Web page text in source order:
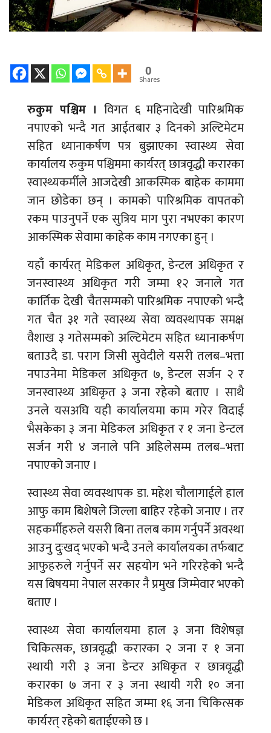
0
Shares
रुकुम पश्चिम । विगत ६ महिनादेखी पारिश्रमिक
नपाएको भन्दै गत आईतबार ३ दिनको अल्टिमेटम
सहित ध्यानाकर्षण पत्र बुझाएका स्वास्थ्य सेवा
कार्यालय रुकुम पश्चिममा कार्यरत् छात्रवृद्धी करारका
स्वास्थ्यकर्मीले आजदेखी आकस्मिक बाहेक काममा
जान छोडेका छन् । कामको पारिश्रमिक वापतको
रकम पाउनुपर्ने एक सुत्रिय माग पुरा नभएका कारण
आकस्मिक सेवामा काहेक काम नगएका हुन् ।
यहाँ कार्यरत् मेडिकल अधिकृत, डेन्टल अधिकृत र
जनस्वास्थ्य अधिकृत गरी जम्मा १२ जनाले गत
कार्तिक देखी चैतसम्मको पारिश्रमिक नपाएको भन्दै
गत चैत ३१ गते स्वास्थ्य सेवा व्यवस्थापक समक्ष
वैशाख ३ गतेसम्मको अल्टिमेटम सहित ध्यानाकर्षण
बताउदै डा. पराग जिसी सुवेदीले यसरी तलब–भत्ता
नपाउनेमा मेडिकल अधिकृत ७, डेन्टल सर्जन २ र
जनस्वास्थ्य अधिकृत ३ जना रहेको बताए । साथै
उनले यसअघि यही कार्यालयमा काम गरेर विदाई
भैसकेका ३ जना मेडिकल अधिकृत र १ जना डेन्टल
सर्जन गरी ४ जनाले पनि अहिलेसम्म तलब–भत्ता
नपाएको जनाए ।
स्वास्थ्य सेवा व्यवस्थापक डा. महेश चौलागाईले हाल
आफु काम बिशेषले जिल्ला बाहिर रहेको जनाए । तर
सहकर्मीहरुले यसरी बिना तलब काम गर्नुपर्ने अवस्था
आउनु दुःखद् भएको भन्दै उनले कार्यालयका तर्फबाट
आफुहरुले गर्नुपर्ने सर सहयोग भने गरिरहेको भन्दै
यस बिषयमा नेपाल सरकार नै प्रमुख जिम्मेवार भएको
बताए ।
स्वास्थ्य सेवा कार्यालयमा हाल ३ जना विशेषज्ञ
चिकित्सक, छात्रवृद्धी करारका २ जना र १ जना
स्थायी गरी ३ जना डेन्टर अधिकृत र छात्रवृद्धी
करारका ७ जना र ३ जना स्थायी गरी १० जना
मेडिकल अधिकृत सहित जम्मा १६ जना चिकित्सक
कार्यरत् रहेको बताईएको छ ।